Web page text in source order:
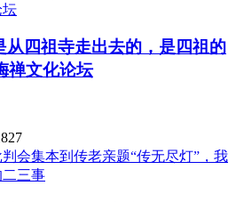
从四祖寺走出去的，是四祖的
禅文化论坛